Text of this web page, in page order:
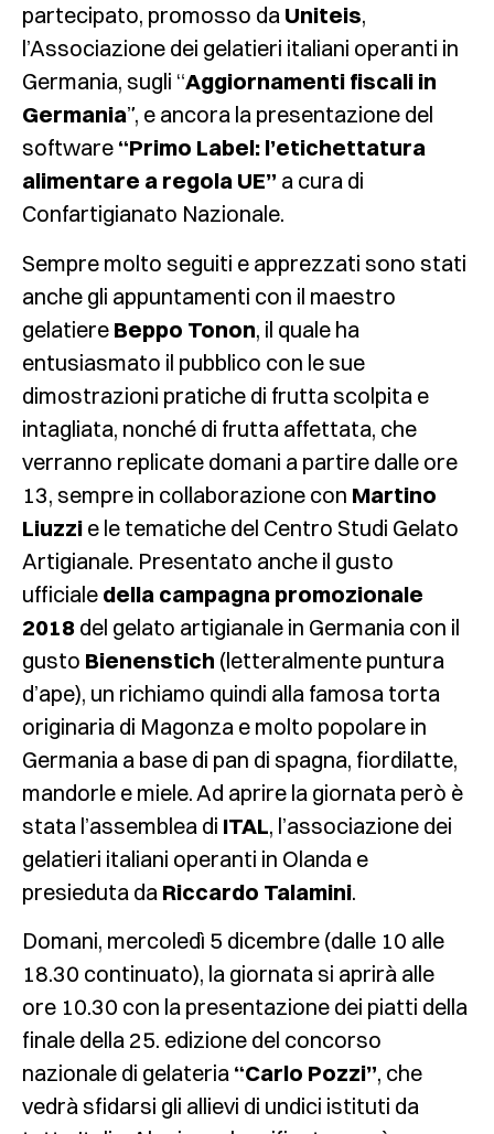
partecipato, promosso da Uniteis,
l’Associazione dei gelatieri italiani operanti in
Germania, sugli “Aggiornamenti fiscali in
Germania”, e ancora la presentazione del
software “Primo Label: l’etichettatura
alimentare a regola UE” a cura di
Confartigianato Nazionale.
Sempre molto seguiti e apprezzati sono stati
anche gli appuntamenti con il maestro
gelatiere Beppo Tonon, il quale ha
entusiasmato il pubblico con le sue
dimostrazioni pratiche di frutta scolpita e
intagliata, nonché di frutta affettata, che
verranno replicate domani a partire dalle ore
13, sempre in collaborazione con Martino
Liuzzi e le tematiche del Centro Studi Gelato
Artigianale. Presentato anche il gusto
ufficiale della campagna promozionale
2018 del gelato artigianale in Germania con il
gusto Bienenstich (letteralmente puntura
d’ape), un richiamo quindi alla famosa torta
originaria di Magonza e molto popolare in
Germania a base di pan di spagna, fiordilatte,
mandorle e miele. Ad aprire la giornata però è
stata l’assemblea di ITAL, l’associazione dei
gelatieri italiani operanti in Olanda e
presieduta da Riccardo Talamini.
Domani, mercoledì 5 dicembre (dalle 10 alle
18.30 continuato), la giornata si aprirà alle
ore 10.30 con la presentazione dei piatti della
finale della 25. edizione del concorso
nazionale di gelateria “Carlo Pozzi”, che
vedrà sfidarsi gli allievi di undici istituti da